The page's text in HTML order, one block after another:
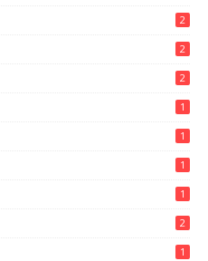
2
2
2
1
1
1
1
2
1